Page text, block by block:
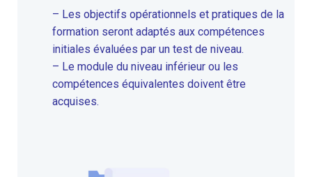
– Les objectifs opérationnels et pratiques de la
formation seront adaptés aux compétences
initiales évaluées par un test de niveau.
– Le module du niveau inférieur ou les
compétences équivalentes doivent être
acquises.